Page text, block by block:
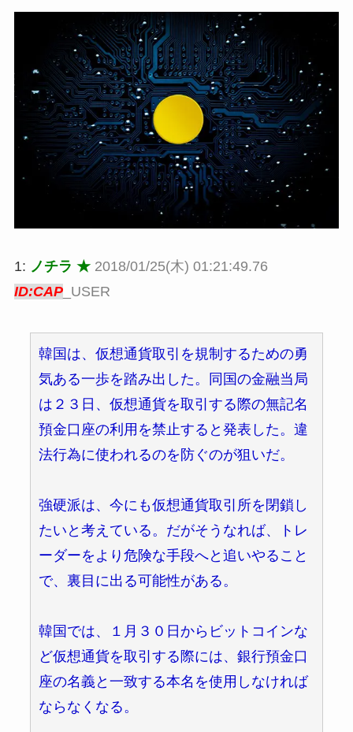
1: ノチラ ★ 2018/01/25(木) 01:21:49.76
ID:CAP_USER
韓国は、仮想通貨取引を規制するための勇
気ある一歩を踏み出した。同国の金融当局
は２３日、仮想通貨を取引する際の無記名
預金口座の利用を禁止すると発表した。違
法行為に使われるのを防ぐのが狙いだ。
強硬派は、今にも仮想通貨取引所を閉鎖し
たいと考えている。だがそうなれば、トレ
ーダーをより危険な手段へと追いやること
で、裏目に出る可能性がある。
韓国では、１月３０日からビットコインな
ど仮想通貨を取引する際には、銀行預金口
座の名義と一致する本名を使用しなければ
ならなくなる。